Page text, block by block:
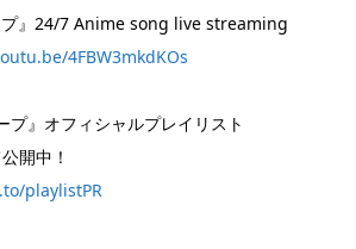
プ』24/7 Anime song live streaming
4FBW3mkdKOs
』オフィシャルプレイリスト
開中！
playlistPR